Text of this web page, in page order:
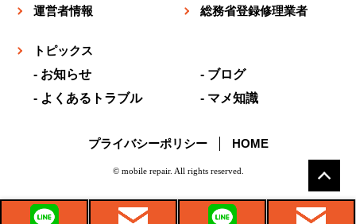
運営者情報
総務省登録修理業者
トピックス
お知らせ
ブログ
よくあるトラブル
マメ知識
プライバシーポリシー HOME
© mobile repair. All rights reserved.